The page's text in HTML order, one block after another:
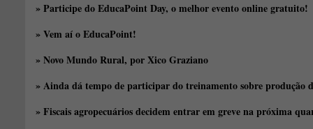
» Participe do EducaPoint Day, o melhor evento online gratuito!
» Vem aí o EducaPoint!
» Novo Mundo Rural, por Xico Graziano
» Ainda dá tempo de participar do treinamento sobre produção
» Fiscais agropecuários decidem entrar em greve na próxima